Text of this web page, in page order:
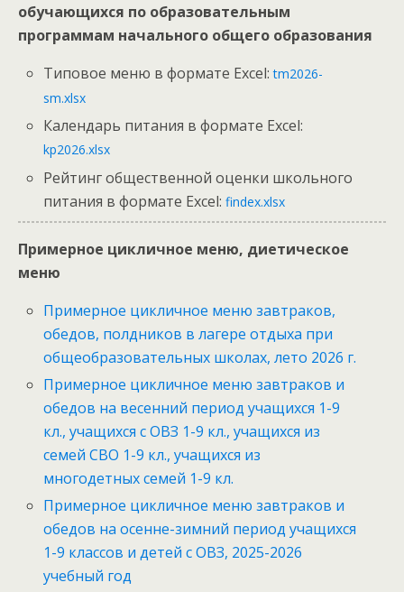
обучающихся по образовательным
программам начального общего образования
Типовое меню в формате Excel:tm2026-
sm.xlsx
Календарь питания в формате Excel:
kp2026.xlsx
Рейтинг общественной оценки школьного
питания в формате Excel:findex.xlsx
Примерное цикличное меню, диетическое
меню
Примерное цикличное меню завтраков,
обедов, полдников в лагере отдыха при
общеобразовательных школах, лето 2026 г.
Примерное цикличное меню завтраков и
обедов на весенний период учащихся 1-9
кл., учащихся с ОВЗ 1-9 кл., учащихся из
семей СВО 1-9 кл., учащихся из
многодетных семей 1-9 кл.
Примерное цикличное меню завтраков и
обедов на осенне-зимний период учащихся
1-9 классов и детей с ОВЗ, 2025-2026
учебный год